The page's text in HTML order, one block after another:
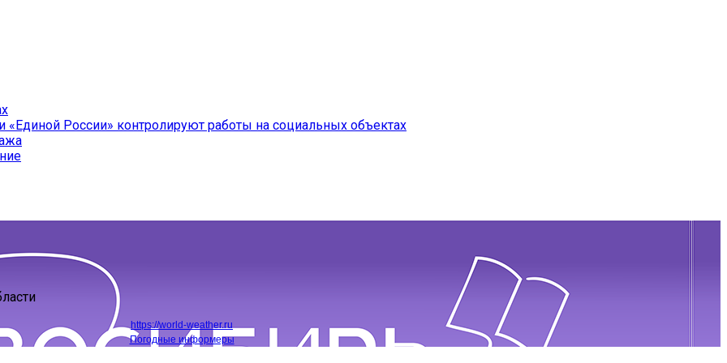
России» контролируют работы на социальных объектах
https://world-weather.ru
Погодные информеры